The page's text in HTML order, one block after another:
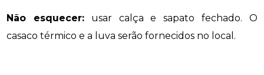
Não esquecer: usar calça e sapato fechado. O
casaco térmico e a luva serão fornecidos no local.